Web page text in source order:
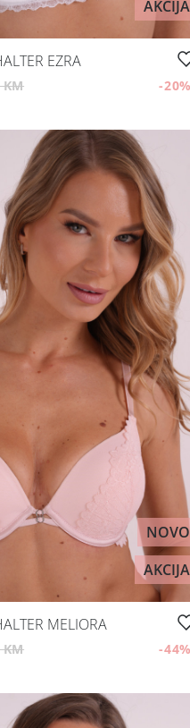
AKCIJA
EZRA
-20
NOVO
AKCIJA
MELIORA
-44